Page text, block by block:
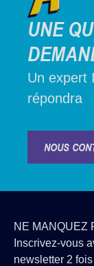
UNE
Un expert
répondra
NOUS
NE MANQUEZ
Inscrivez-vous
newsletter 2